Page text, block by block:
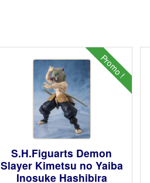
Promo !
S.H.Figuarts Demon
Slayer Kimetsu no Yaiba
Inosuke Hashibira